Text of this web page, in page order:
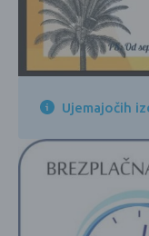
Ujemajočih